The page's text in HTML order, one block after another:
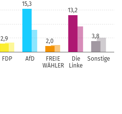
FDP AfD
FREIE
WÄHLER
Die
Linke
Sonstige
2,9
15,3
2,0
13,2
3,8